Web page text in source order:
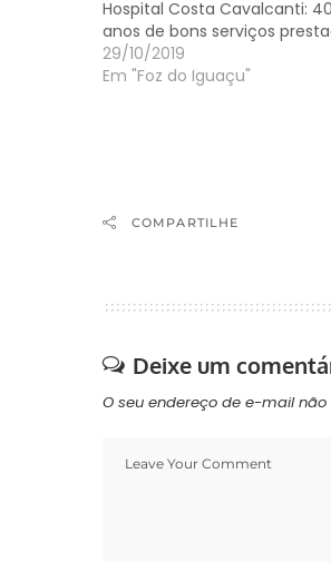
Hospital Costa Cavalcanti: 40
anos de bons serviços
29/10/2019
Em "Foz do Iguaçu"
COMPARTILHE
Deixe um
O seu endereço de e-mail